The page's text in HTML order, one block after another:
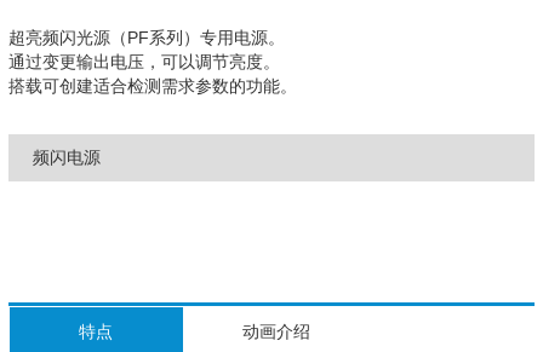
超亮频闪光源（PF系列）专用电源。
通过变更输出电压，可以调节亮度。
搭载可创建适合检测需求参数的功能。
频闪电源
特点 动画介绍